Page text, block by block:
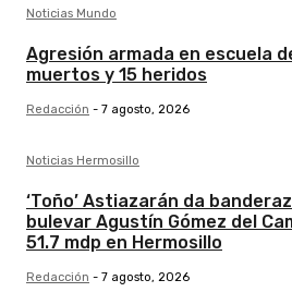
Noticias Mundo
Agresión armada en escuela
muertos y 15 heridos
Redacción - 7 agosto, 2026
Noticias Hermosillo
‘Toño’ Astiazarán da
bulevar Agustín Gómez del
51.7 mdp en Hermosillo
Redacción - 7 agosto, 2026